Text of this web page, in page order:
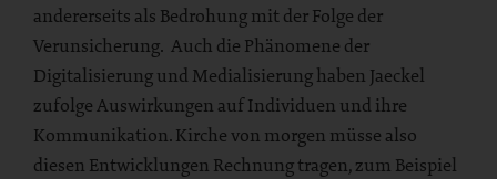
andererseits als Bedrohung mit der Folge der
Verunsicherung. Auch die Phänomene der
Digitalisierung und Medialisierung haben Jaeckel
zufolge Auswirkungen auf Individuen und ihre
Kommunikation. Kirche von morgen müsse also
diesen Entwicklungen Rechnung tragen, zum Beispiel